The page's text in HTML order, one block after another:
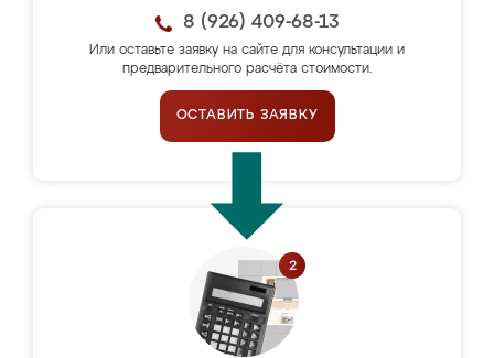
8 (926) 409-68-13
Или оставьте заявку на сайте для консультации и
предварительного расчёта стоимости.
ОСТАВИТЬ ЗАЯВКУ